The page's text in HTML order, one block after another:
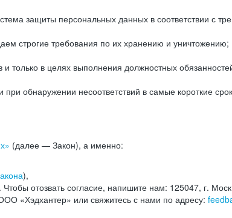
защиты персональных данных в соответствии с
строгие требования по их хранению и уничтожению;
только в целях выполнения должностных
обнаружении несоответствий в самые короткие
(далее — Закон), а именно:
),
Чтобы отозвать согласие, напишите нам: 125047, г.
«Хэдхантер» или свяжитесь с нами по адресу: